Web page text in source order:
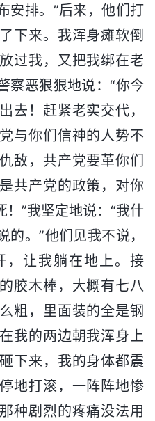
安排。”后来，他们打
下来。我浑身瘫软倒
过我，又把我绑在老
察恶狠狠地说：“你今
去！赶紧老实交代，
与你们信神的人势不
敌，共产党要革你们
共产党的政策，对你
”我坚定地说：“我什
。”他们见我不说，
，让我躺在地上。接
胶木棒，大概有七八
粗，里面装的全是钢
我的两边朝我浑身上
下来，我的身体都震
地打滚，一阵阵地惨
种剧烈的疼痛没法用